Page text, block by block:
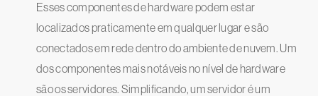
Esses componentes de hardware podem estar
localizados praticamente em qualquer lugar e são
conectados em rede dentro do ambiente de nuvem. Um
dos componentes mais notáveis no nível de hardware
são os servidores. Simplificando, um servidor é um